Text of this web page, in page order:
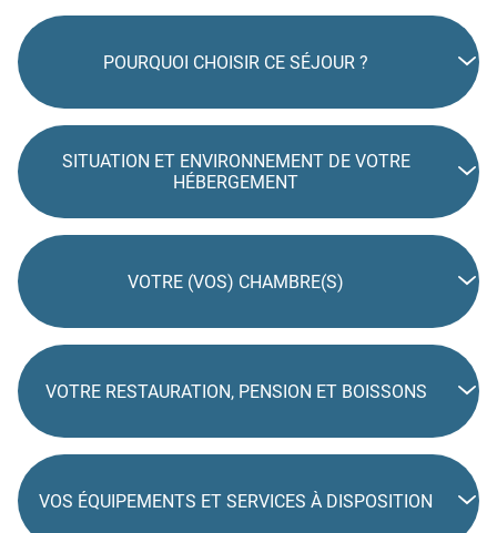
POURQUOI CHOISIR CE SÉJOUR ?
SITUATION ET ENVIRONNEMENT DE VOTRE
HÉBERGEMENT
VOTRE (VOS) CHAMBRE(S)
VOTRE RESTAURATION, PENSION ET BOISSONS
VOS ÉQUIPEMENTS ET SERVICES À DISPOSITION